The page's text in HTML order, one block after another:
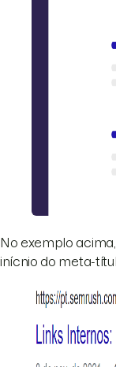
No exemplo
inícnio do meta-